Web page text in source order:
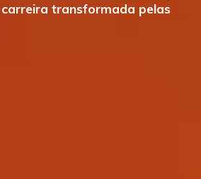
transformada pelas